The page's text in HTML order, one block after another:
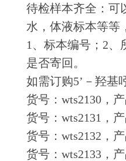
待检样本齐全：可
水，体液标本等
1、标本编号；2、
是否寄回。
如需订购5’－羟基
货号：wts2130，
货号：wts2131，
货号：wts2132，
货号：wts2133，